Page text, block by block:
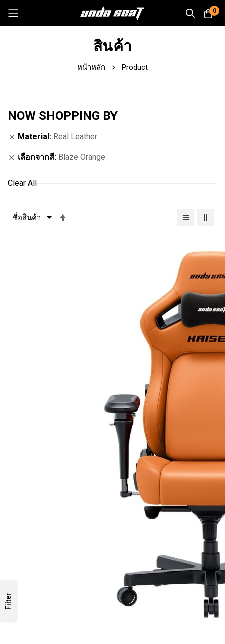
0
สินค้า
หน้าหลัก Product
Filter
NOW SHOPPING BY
Material Real Leather
เลือกจากสี Blaze Orange
Clear All